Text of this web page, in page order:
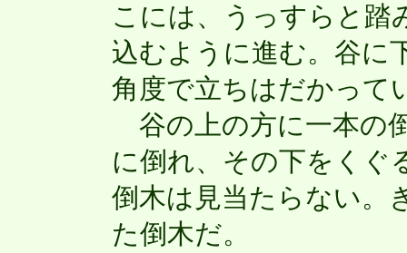
こには、うっすらと踏
込むように進む。谷に
角度で立ちはだかって
谷の上の方に一本の
に倒れ、その下をくぐ
倒木は見当たらない。
た倒木だ。